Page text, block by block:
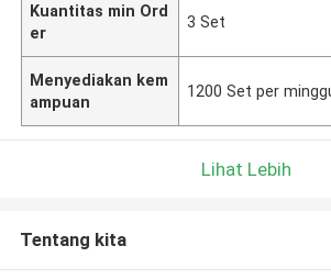
Kuantitas min Ord
er
3 Set
Menyediakan kem
ampuan
1200 Set per
Lihat Lebih
Tentang kita